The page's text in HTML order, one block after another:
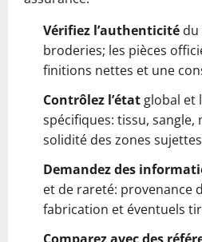
Vérifiez l’authenticité du
broderies; les pièces
finitions nettes et une
Contrôlez l’état global et
spécifiques: tissu,
solidité des zones sujettes
Demandez des
et de rareté: provenance
fabrication et éventuels